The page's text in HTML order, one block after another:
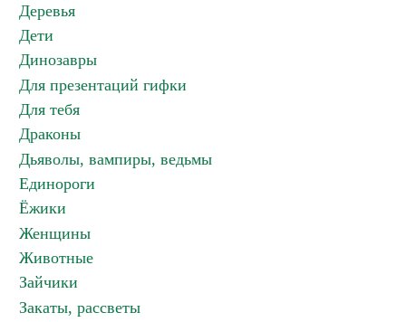
Деревья
Дети
Динозавры
Для презентаций гифки
Для тебя
Драконы
Дьяволы, вампиры, ведьмы
Единороги
Ёжики
Женщины
Животные
Зайчики
Закаты, рассветы